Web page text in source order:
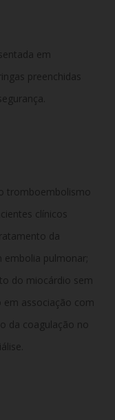
em
preenchidas
tromboembolismo
clínicos
da
pulmonar;
do miocárdio sem
em associação com
da coagulação no